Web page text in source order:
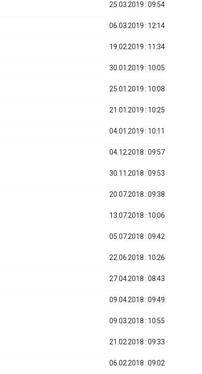
25.03.2019 : 09:54
06.03.2019 : 12:14
19.02.2019 : 11:34
30.01.2019 : 10:05
25.01.2019 : 10:08
21.01.2019 : 10:25
04.01.2019 : 10:11
04.12.2018 : 09:57
30.11.2018 : 09:53
20.07.2018 : 09:38
13.07.2018 : 10:06
05.07.2018 : 09:42
22.06.2018 : 10:26
27.04.2018 : 08:43
09.04.2018 : 09:49
09.03.2018 : 10:55
21.02.2018 : 09:33
06.02.2018 : 09:02